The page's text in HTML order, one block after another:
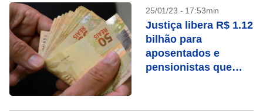
25/01/23 - 17:53min
Justiça libera R$ 1.12
bilhão para
aposentados e
pensionistas que